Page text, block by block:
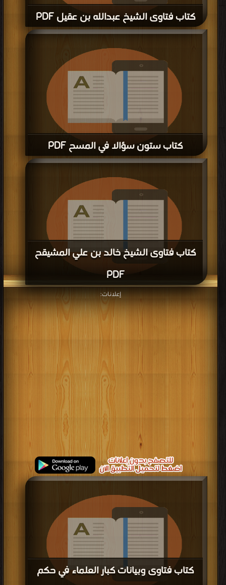
كتاب فتاوى الشيخ عبدالله بن عقيل PDF
قراءة و تحميل كتاب كتاب فتاوى الشيخ عبدالله بن عقيل PDF مجانا | مكتبة >
كتب
في مجانا| التحميل : مرة/مرات
كتاب ستون سؤالا في المسح PDF
قراءة و تحميل كتاب كتاب ستون سؤالا في المسح PDF مجانا | مكتبة >
كتب في
تحميل| التحميل : مرة/مرات
كتاب فتاوى الشيخ خالد بن علي المشيقح
PDF
قراءة و تحميل كتاب كتاب فتاوى الشيخ خالد بن علي المشيقح PDF مجانا | مكتبة >
كتب في Free Download
| التحميل : مرة/مرات
إعلانات:
كتاب فتاوى وبيانات كبار العلماء في حكم